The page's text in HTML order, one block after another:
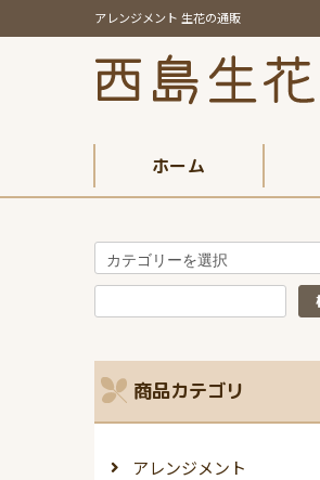
アレンジメント 生花の通販
ホーム
商品カテゴリ
アレンジメント